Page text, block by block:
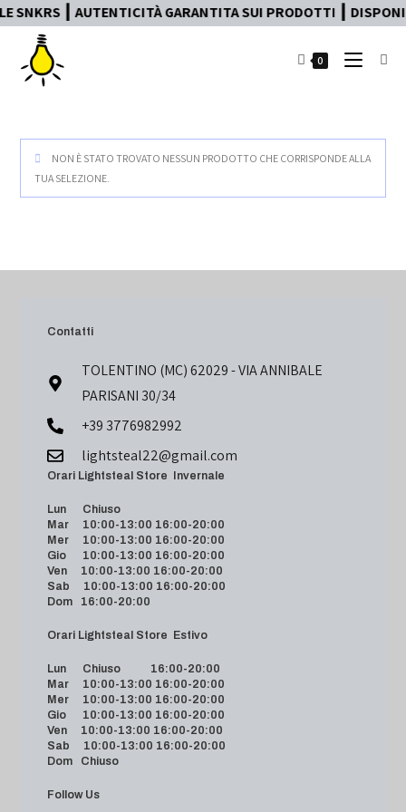
┃ AUTENTICITÀ GARANTITA SUI PRODOTTI ┃
0
NON È STATO TROVATO NESSUN PRODOTTO CHE CORRISPONDE ALLA
TUA SELEZIONE.
Contatti
TOLENTINO (MC) 62029 - VIA ANNIBALE
PARISANI 30/34
+39 3776982992
lightsteal22@gmail.com
Orari Lightsteal Store Invernale
Lun Chiuso
Mar 10:00-13:00 16:00-20:00
Mer 10:00-13:00 16:00-20:00
Gio 10:00-13:00 16:00-20:00
Ven 10:00-13:00 16:00-20:00
Sab 10:00-13:00 16:00-20:00
Dom 16:00-20:00
Orari Lightsteal Store Estivo
Lun Chiuso 16:00-20:00
Mar 10:00-13:00 16:00-20:00
Mer 10:00-13:00 16:00-20:00
Gio 10:00-13:00 16:00-20:00
Ven 10:00-13:00 16:00-20:00
Sab 10:00-13:00 16:00-20:00
Dom Chiuso
Follow Us